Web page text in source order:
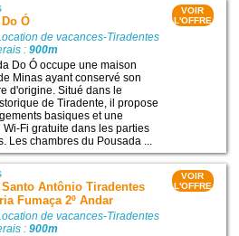
Ó
de vacances-Tiradentes
:900m
Do Ó occupe une maison
Minas ayant conservé son
d'origine. Situé dans le
de Tiradente, il propose
basiques et une
Wi-Fi gratuite dans les parties
Les chambres du Pousada ...
VOIR
L'OFFRE
Santo Antônio Tiradentes
Fumaça 2º Andar
de vacances-Tiradentes
:900m
VOIR
L'OFFRE